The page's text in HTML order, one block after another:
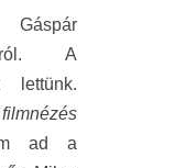
A
lettünk.
ad a